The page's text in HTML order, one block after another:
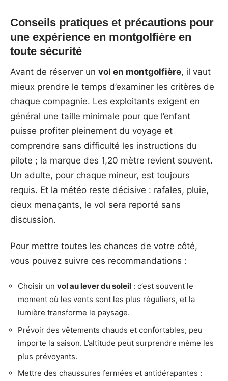
Conseils pratiques et précautions pour
une expérience en montgolfière en
toute sécurité
Avant de réserver un vol en montgolfière, il vaut
mieux prendre le temps d’examiner les critères de
chaque compagnie. Les exploitants exigent en
général une taille minimale pour que l’enfant
puisse profiter pleinement du voyage et
comprendre sans difficulté les instructions du
pilote ; la marque des 1,20 mètre revient souvent.
Un adulte, pour chaque mineur, est toujours
requis. Et la météo reste décisive : rafales, pluie,
cieux menaçants, le vol sera reporté sans
discussion.
Pour mettre toutes les chances de votre côté,
vous pouvez suivre ces recommandations :
Choisir un vol au lever du soleil : c’est souvent le
moment où les vents sont les plus réguliers, et la
lumière transforme le paysage.
Prévoir des vêtements chauds et confortables, peu
importe la saison. L’altitude peut surprendre même les
plus prévoyants.
Mettre des chaussures fermées et antidérapantes :